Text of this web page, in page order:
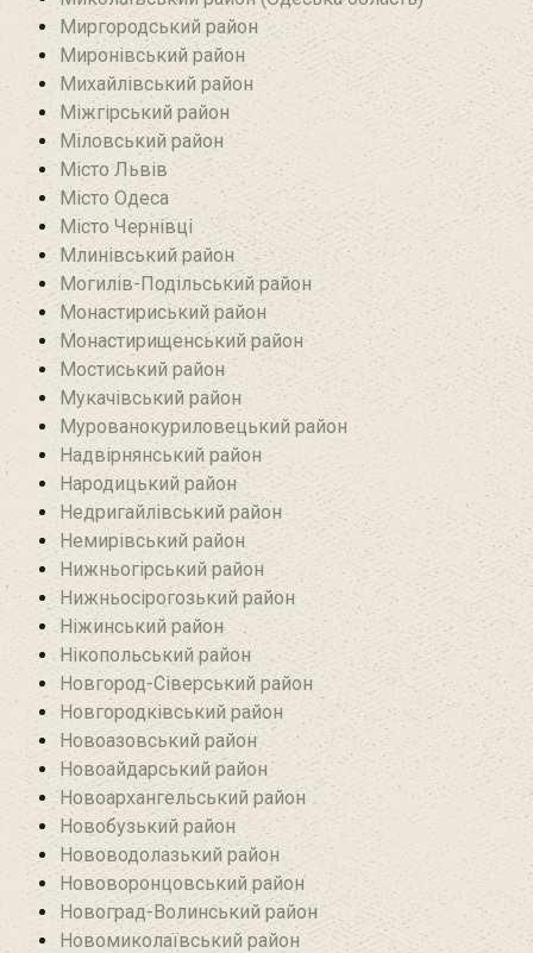
Миргородський район
Миронівський район
Михайлівський район‎
Міжгірський район
Міловський район‎
Місто Львів
Місто Одеса
Місто Чернівці
Млинівський район‎
Могилів-Подільський район
Монастириський район
Монастирищенський район
Мостиський район
Мукачівський район
Мурованокуриловецький район
Надвірнянський район
Народицький район‎
Недригайлівський район‎
Немирівський район
Нижньогірський район
Нижньосірогозький район
Ніжинський район
Нікопольський район
Новгород-Сіверський район
Новгородківський район
Новоазовський район
Новоайдарський район‎
Новоархангельський район
Новобузький район‎
Нововодолазький район
Нововоронцовський район‎
Новоград-Волинський район
Новомиколаївський район‎